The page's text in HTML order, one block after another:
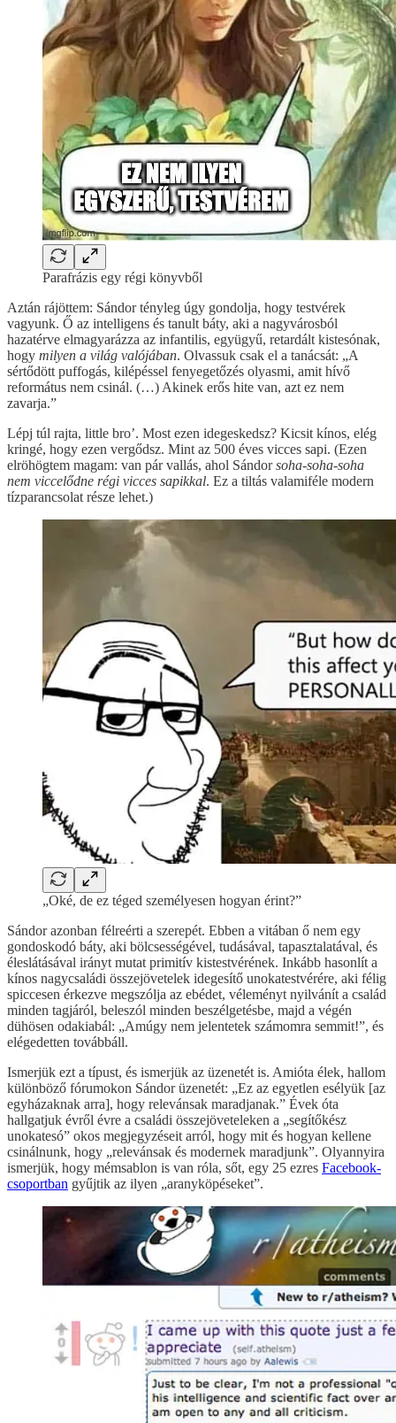
Parafrázis egy régi könyvből
Aztán rájöttem: Sándor tényleg úgy gondolja, hogy testvérek
vagyunk. Ő az intelligens és tanult báty, aki a nagyvárosból
hazatérve elmagyarázza az infantilis, együgyű, retardált kistesónak,
hogy milyen a világ valójában. Olvassuk csak el a tanácsát: „A
sértődött puffogás, kilépéssel fenyegetőzés olyasmi, amit hívő
református nem csinál. (…) Akinek erős hite van, azt ez nem
zavarja.”
Lépj túl rajta, little bro’. Most ezen idegeskedsz? Kicsit kínos, elég
kringé, hogy ezen vergődsz. Mint az 500 éves vicces sapi. (Ezen
elröhögtem magam: van pár vallás, ahol Sándorsoha-soha-soha
nem viccelődne régi vicces sapikkal. Ez a tiltás valamiféle modern
tízparancsolat része lehet.)
„Oké, de ez téged személyesen hogyan érint?”
Sándor azonban félreérti a szerepét. Ebben a vitában ő nem egy
gondoskodó báty, aki bölcsességével, tudásával, tapasztalatával, és
éleslátásával irányt mutat primitív kistestvérének. Inkább hasonlít a
kínos nagycsaládi összejövetelek idegesítő unokatestvérére, aki félig
spiccesen érkezve megszólja az ebédet, véleményt nyilvánít a család
minden tagjáról, beleszól minden beszélgetésbe, majd a végén
dühösen odakiabál: „Amúgy nem jelentetek számomra semmit!”, és
elégedetten továbbáll.
Ismerjük ezt a típust, és ismerjük az üzenetét is. Amióta élek, hallom
különböző fórumokon Sándor üzenetét: „Ez az egyetlen esélyük [az
egyházaknak arra], hogy relevánsak maradjanak.” Évek óta
hallgatjuk évről évre a családi összejöveteleken a „segítőkész
unokatesó” okos megjegyzéseit arról, hogy mit és hogyan kellene
csinálnunk, hogy „relevánsak és modernek maradjunk”. Olyannyira
ismerjük, hogy mémsablon is van róla, sőt, egy 25 ezres Facebook-
csoportban gyűjtik az ilyen „aranyköpéseket”.